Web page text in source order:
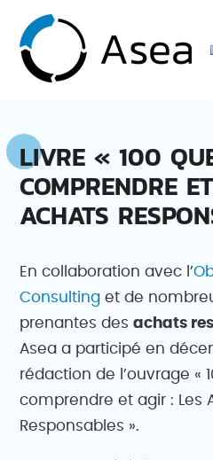
LIVRE « 100
COMPRENDRE
ACHATS
En collaboration avec l’
Consulting et de
prenantes desachats
Asea a participé en
rédaction de l’ouvrage «
comprendre et agir : Les
Responsables ».